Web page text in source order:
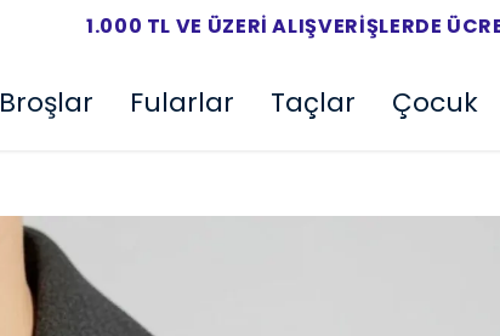
1.000 TL VE ÜZERI ALIŞVERIŞLERDE
Broşlar Fularlar Taçlar Çocuk